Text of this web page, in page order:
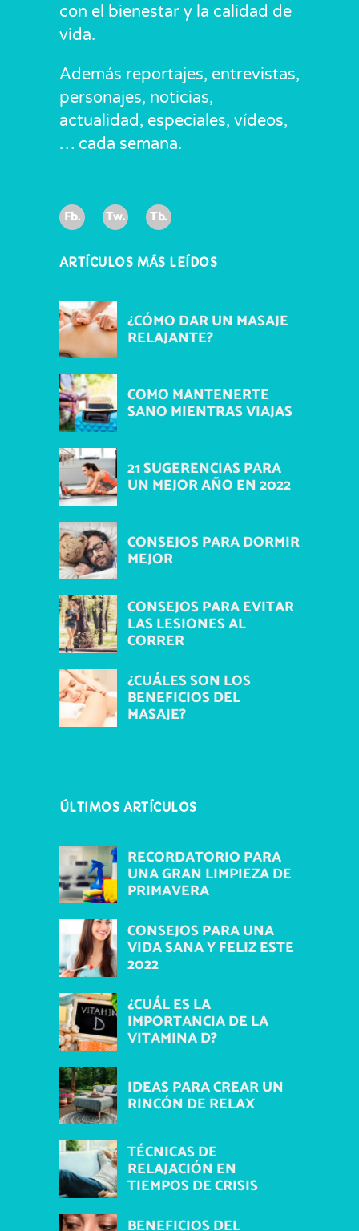
con el bienestar y la calidad de
vida.
Además reportajes, entrevistas,
personajes, noticias,
actualidad, especiales, vídeos,
… cada semana.
Fb. Tw. Tb.
ARTÍCULOS MÁS LEÍDOS
¿CÓMO DAR UN MASAJE
RELAJANTE?
COMO MANTENERTE
SANO MIENTRAS VIAJAS
21 SUGERENCIAS PARA
UN MEJOR AÑO EN 2022
CONSEJOS PARA DORMIR
MEJOR
CONSEJOS PARA EVITAR
LAS LESIONES AL
CORRER
¿CUÁLES SON LOS
BENEFICIOS DEL
MASAJE?
ÚLTIMOS ARTÍCULOS
RECORDATORIO PARA
UNA GRAN LIMPIEZA DE
PRIMAVERA
CONSEJOS PARA UNA
VIDA SANA Y FELIZ ESTE
2022
¿CUÁL ES LA
IMPORTANCIA DE LA
VITAMINA D?
IDEAS PARA CREAR UN
RINCÓN DE RELAX
TÉCNICAS DE
RELAJACIÓN EN
TIEMPOS DE CRISIS